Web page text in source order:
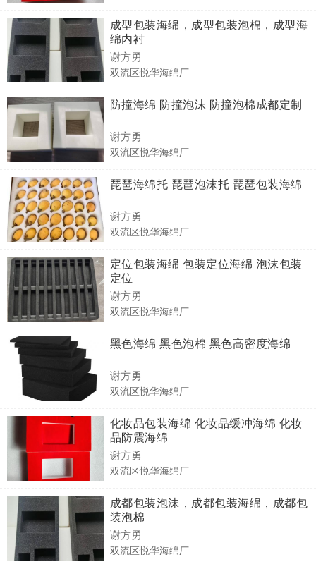
成型包装海绵，成型包装泡棉，成型海
绵内衬
谢方勇
双流区悦华海绵厂
防撞海绵 防撞泡沫 防撞泡棉成都定制
谢方勇
双流区悦华海绵厂
琵琶海绵托 琵琶泡沫托 琵琶包装海绵
谢方勇
双流区悦华海绵厂
定位包装海绵 包装定位海绵 泡沫包装
定位
谢方勇
双流区悦华海绵厂
黑色海绵 黑色泡棉 黑色高密度海绵
谢方勇
双流区悦华海绵厂
化妆品包装海绵 化妆品缓冲海绵 化妆
品防震海绵
谢方勇
双流区悦华海绵厂
成都包装泡沫，成都包装海绵，成都包
装泡棉
谢方勇
双流区悦华海绵厂